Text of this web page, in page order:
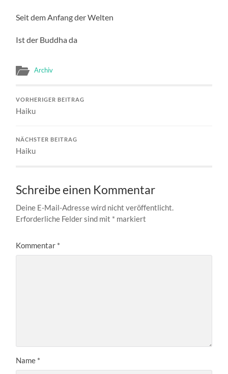
Seit dem Anfang der Welten
Ist der Buddha da
Archiv
VORHERIGER BEITRAG
Haiku
NÄCHSTER BEITRAG
Haiku
Schreibe einen Kommentar
Deine E-Mail-Adresse wird nicht veröffentlicht.
Erforderliche Felder sind mit * markiert
Kommentar *
Name *